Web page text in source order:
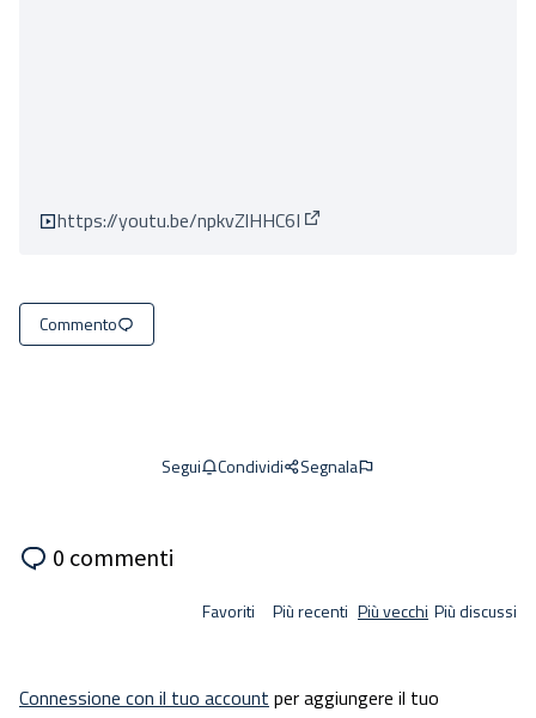
https://youtu.be/npkvZlHHC6I
Commento
Segui Condividi Segnala
0 commenti
Favoriti Più recenti Più vecchi Più discussi
Connessione con il tuo account per aggiungere il tuo